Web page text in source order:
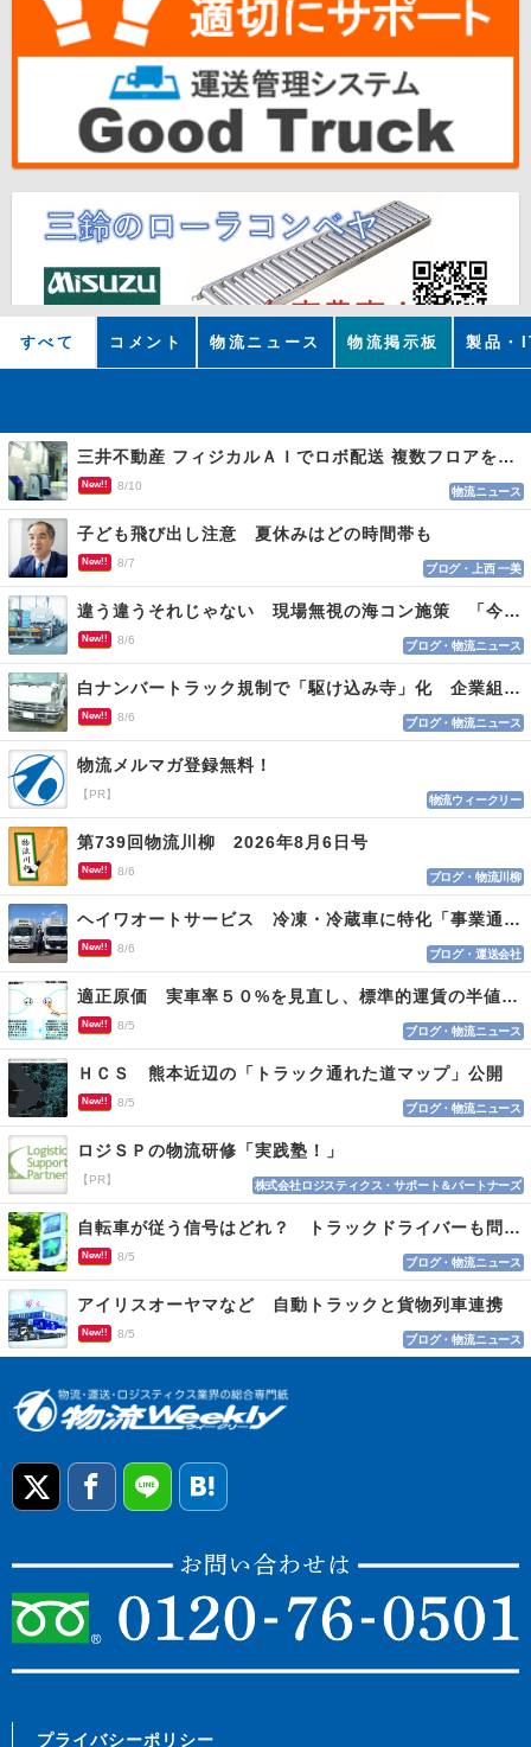
すべて コメント 物流ニュース 物流掲示板 製品・
三井不動産 フィジカルＡＩでロボ配送 複数フロアを自律走行
New!! 8/10 物流ニュース
子ども飛び出し注意 夏休みはどの時間帯も
New!! 8/7 ブログ・上西 一美
違う違うそれじゃない 現場無視の海コン施策 「今でも平均２～３時間は待つ」
New!! 8/6 ブログ・物流ニュース
白ナンバートラック規制で「駆け込み寺」化 企業組合が入会基準を見直しへ
New!! 8/6 ブログ・物流ニュース
物流メルマガ登録無料！
【PR】 物流ウィークリー
第739回物流川柳 2026年8月6日号
New!! 8/6 ブログ・物流川柳
ヘイワオートサービス 冷凍・冷蔵車に特化「事業通じ貢献目指す」
New!! 8/6 ブログ・運送会社
適正原価 実車率５０%を見直し、標準的運賃の半値の恐れも
New!! 8/5 ブログ・物流ニュース
ＨＣＳ 熊本近辺の「トラック通れた道マップ」公開
New!! 8/5 ブログ・物流ニュース
ロジＳＰの物流研修「実践塾！」
【PR】 株式会社ロジスティクス・サポート＆パートナーズ
自転車が従う信号はどれ？ トラックドライバーも問われる認識
New!! 8/5 ブログ・物流ニュース
アイリスオーヤマなど 自動トラックと貨物列車連携
New!! 8/5 ブログ・物流ニュース
プライバシーポリシー